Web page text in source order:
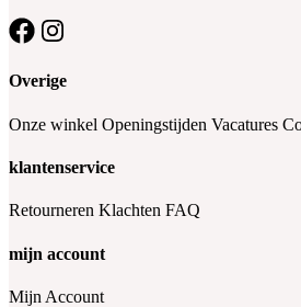
Overige
Onze winkel Openingstijden Vacatures
klantenservice
Retourneren Klachten FAQ
mijn account
Mijn Account